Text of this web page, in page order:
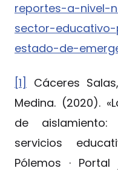
reportes-a-nivel-
sector-
estado-de-
[1]
Cáceres
Medina. (2020).
de aislamiento:
servicios
Pólemos · Portal